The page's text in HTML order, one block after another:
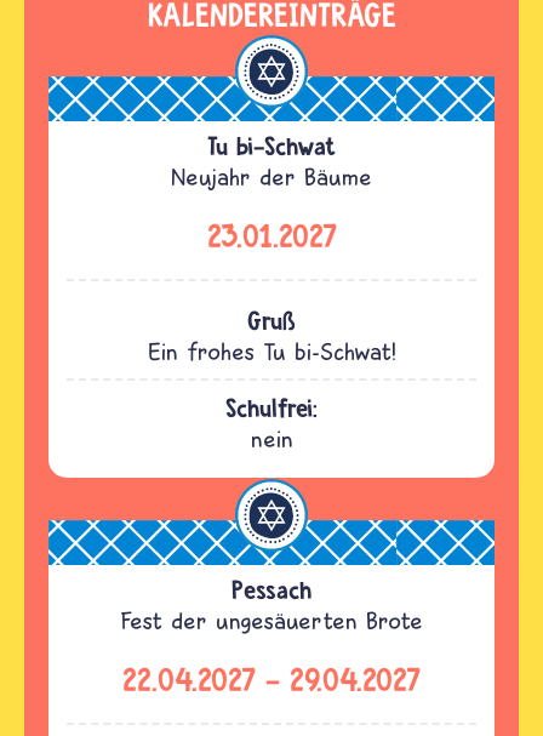
KALENDEREINTRÄGE
Tu bi-Schwat
Neujahr der Bäume
23.01.2027
Gruß
Ein frohes Tu bi-Schwat!
Schulfrei:
nein
Pessach
Fest der ungesäuerten Brote
22.04.2027 - 29.04.2027